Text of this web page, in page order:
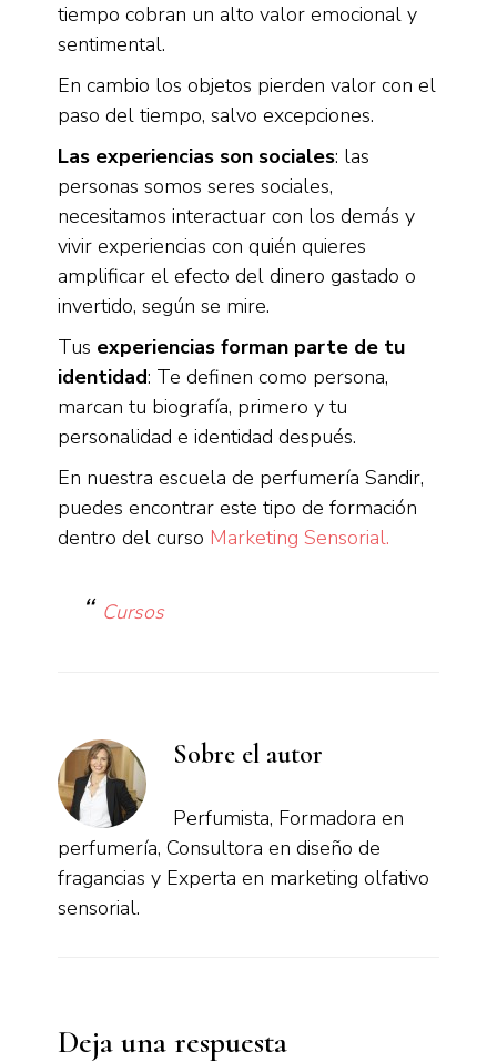
tiempo cobran un alto valor emocional y
sentimental.
En cambio los objetos pierden valor con el
paso del tiempo, salvo excepciones.
Las experiencias son sociales: las
personas somos seres sociales,
necesitamos interactuar con los demás y
vivir experiencias con quién quieres
amplificar el efecto del dinero gastado o
invertido, según se mire.
Tus experiencias forman parte de tu
identidad: Te definen como persona,
marcan tu biografía, primero y tu
personalidad e identidad después.
En nuestra escuela de perfumería Sandir,
puedes encontrar este tipo de formación
dentro del curso Marketing Sensorial.
Cursos
Sobre el autor
Perfumista, Formadora en
perfumería, Consultora en diseño de
fragancias y Experta en marketing olfativo
sensorial.
Interacciones
Deja una respuesta